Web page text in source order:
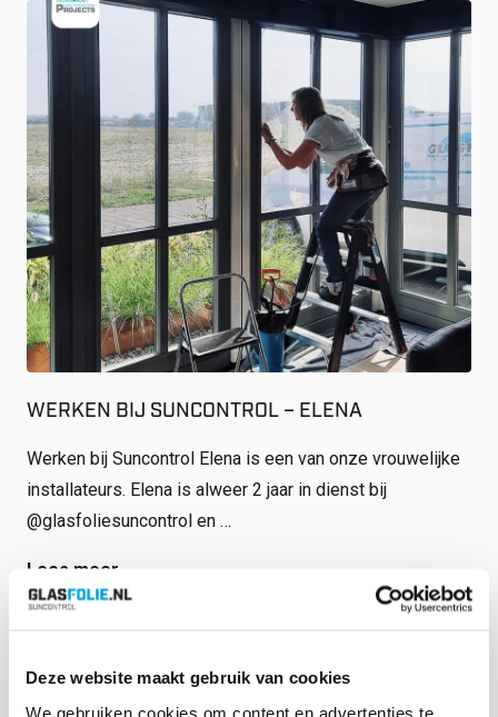
Deze website maakt gebruik van cookies
We gebruiken cookies om content en advertenties te
WERKEN BIJ SUNCONTROL – ELENA
Werken bij Suncontrol Elena is een van onze vrouwelijke
installateurs. Elena is alweer 2 jaar in dienst bij
@glasfoliesuncontrol en …
Lees meer